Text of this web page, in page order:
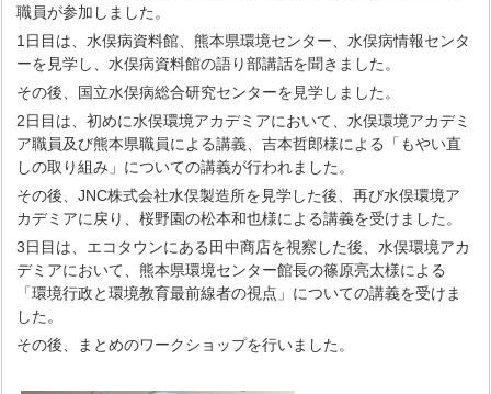
職員が参加しました。
1日目は、水俣病資料館、熊本県環境センター、水俣病情報センタ
ーを見学し、水俣病資料館の語り部講話を聞きました。
その後、国立水俣病総合研究センターを見学しました。
2日目は、初めに水俣環境アカデミアにおいて、水俣環境アカデミ
ア職員及び熊本県職員による講義、吉本哲郎様による「もやい直
しの取り組み」についての講義が行われました。
その後、JNC株式会社水俣製造所を見学した後、再び水俣環境ア
カデミアに戻り、桜野園の松本和也様による講義を受けました。
3日目は、エコタウンにある田中商店を視察した後、水俣環境アカ
デミアにおいて、熊本県環境センター館長の篠原亮太様による
「環境行政と環境教育最前線者の視点」についての講義を受けま
した。
その後、まとめのワークショップを行いました。